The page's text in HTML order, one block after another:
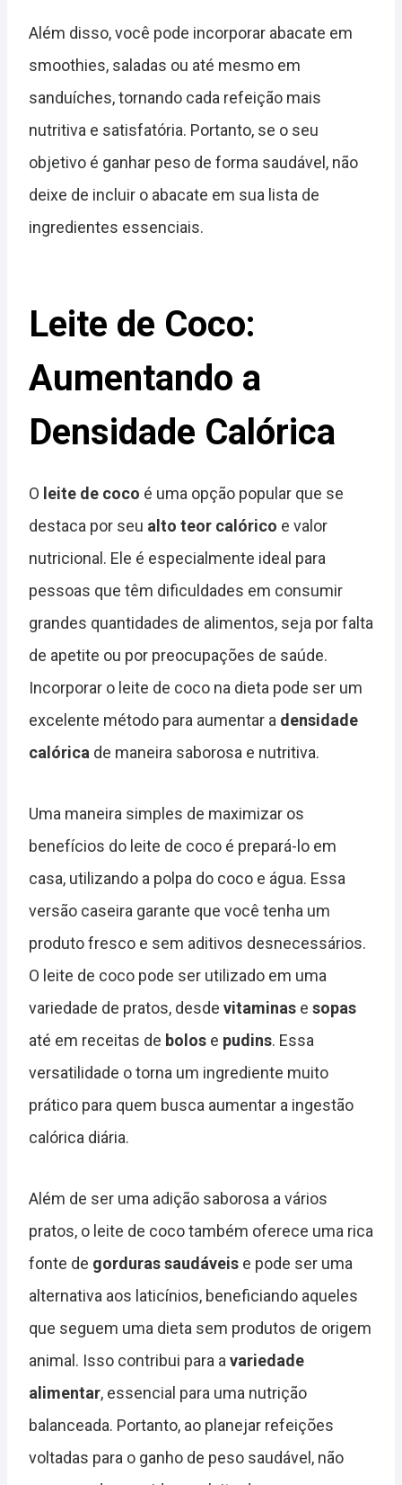
Além disso, você pode incorporar abacate em
smoothies, saladas ou até mesmo em
sanduíches, tornando cada refeição mais
nutritiva e satisfatória. Portanto, se o seu
objetivo é ganhar peso de forma saudável, não
deixe de incluir o abacate em sua lista de
ingredientes essenciais.
Leite de Coco:
Aumentando a
Densidade Calórica
O leite de coco é uma opção popular que se
destaca por seu alto teor calórico e valor
nutricional. Ele é especialmente ideal para
pessoas que têm dificuldades em consumir
grandes quantidades de alimentos, seja por falta
de apetite ou por preocupações de saúde.
Incorporar o leite de coco na dieta pode ser um
excelente método para aumentar a densidade
calórica de maneira saborosa e nutritiva.
Uma maneira simples de maximizar os
benefícios do leite de coco é prepará-lo em
casa, utilizando a polpa do coco e água. Essa
versão caseira garante que você tenha um
produto fresco e sem aditivos desnecessários.
O leite de coco pode ser utilizado em uma
variedade de pratos, desde vitaminas e sopas
até em receitas de bolos e pudins. Essa
versatilidade o torna um ingrediente muito
prático para quem busca aumentar a ingestão
calórica diária.
Além de ser uma adição saborosa a vários
pratos, o leite de coco também oferece uma rica
fonte de gorduras saudáveis e pode ser uma
alternativa aos laticínios, beneficiando aqueles
que seguem uma dieta sem produtos de origem
animal. Isso contribui para avariedade
alimentar, essencial para uma nutrição
balanceada. Portanto, ao planejar refeições
voltadas para o ganho de peso saudável, não